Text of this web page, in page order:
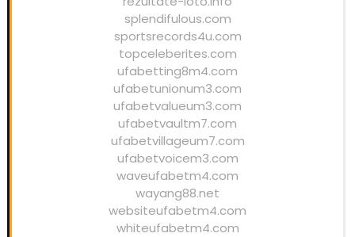
splendifulous.com
sportsrecords4u.com
topceleberites.com
ufabetting8m4.com
ufabetunionum3.com
ufabetvalueum3.com
ufabetvaultm7.com
ufabetvillageum7.com
ufabetvoicem3.com
waveufabetm4.com
wayang88.net
websiteufabetm4.com
whiteufabetm4.com